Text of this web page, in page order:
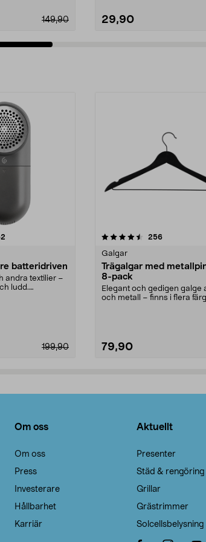
149,90 29,90
batteridriven
andra textilier –
ludd.
199,90
stjärnor 256recensioner
Galgar
Trägalgar med
8-pack
Elegant och gedigen galge
och metall – finns i flera
79,90
4.0av 5 stjärnor
Om oss
Om oss
Press
Investerare
Hållbarhet
Karriär
Aktuellt
Presenter
Städ & rengöring
Grillar
Grästrimmer
Solcellsbelysning